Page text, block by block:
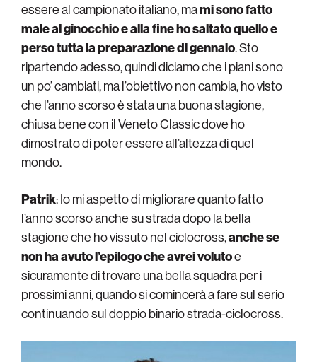
essere al campionato italiano, mami sono fatto
male al ginocchio e alla fine ho saltato quello e
perso tutta la preparazione di gennaio. Sto
ripartendo adesso, quindi diciamo che i piani sono
un po’ cambiati, ma l’obiettivo non cambia, ho visto
che l’anno scorso è stata una buona stagione,
chiusa bene con il Veneto Classic dove ho
dimostrato di poter essere all’altezza di quel
mondo.
Patrik: Io mi aspetto di migliorare quanto fatto
l’anno scorso anche su strada dopo la bella
stagione che ho vissuto nel ciclocross,anche se
non ha avuto l’epilogo che avrei volutoe
sicuramente di trovare una bella squadra per i
prossimi anni, quando si comincerà a fare sul serio
continuando sul doppio binario strada-ciclocross.